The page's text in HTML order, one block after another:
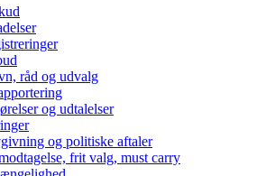
råd og udvalg
og udtalelser
og politiske aftaler
frit valg, must carry